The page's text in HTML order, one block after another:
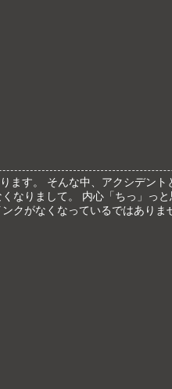
ます。 そんな中、アクシデント
なりまして。 内心「ちっ」っ
クがなくなっているではありま